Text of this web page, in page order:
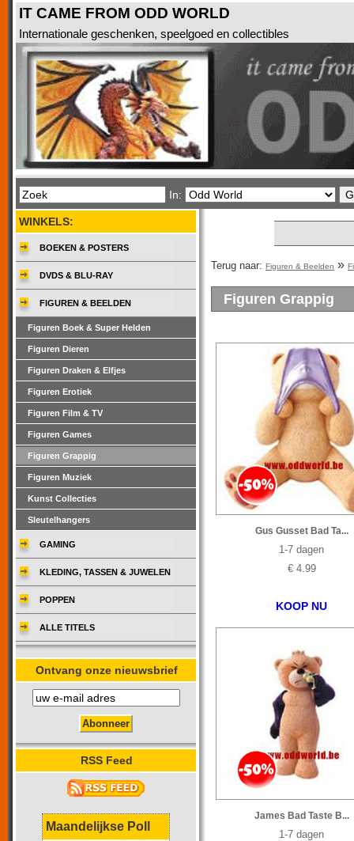
IT CAME FROM ODD WORLD
Internationale geschenken, speelgoed en collectibles
In:
Terug naar: Figuren & Beelden »
Figuren Grappig
Gus Gusset Bad Ta...
1-7 dagen
€ 4.99
KOOP NU
James Bad Taste B...
1-7 dagen
WINKELS:
BOEKEN & POSTERS
DVDS & BLU-RAY
FIGUREN & BEELDEN
Figuren Boek & Super Helden
Figuren Dieren
Figuren Draken & Elfjes
Figuren Erotiek
Figuren Film & TV
Figuren Games
Figuren Grappig
Figuren Muziek
Kunst Collecties
Sleutelhangers
GAMING
KLEDING, TASSEN & JUWELEN
POPPEN
ALLE TITELS
Ontvang onze nieuwsbrief
RSS Feed
Maandelijkse Poll